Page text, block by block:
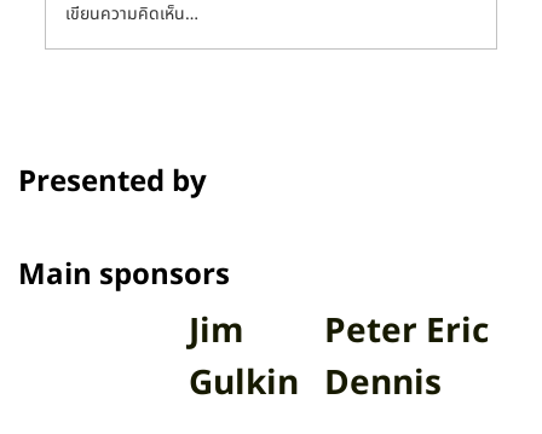
เขียนความคิดเห็น…
Presented by
Main sponsors
Peter Eric
Dennis
Jim
Gulkin